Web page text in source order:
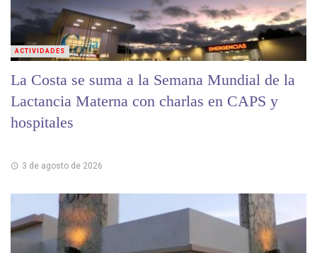
La Costa se suma a la Semana Mundial de la
Lactancia Materna con charlas en CAPS y
hospitales
3 de agosto de 2026
ACTIVIDADES